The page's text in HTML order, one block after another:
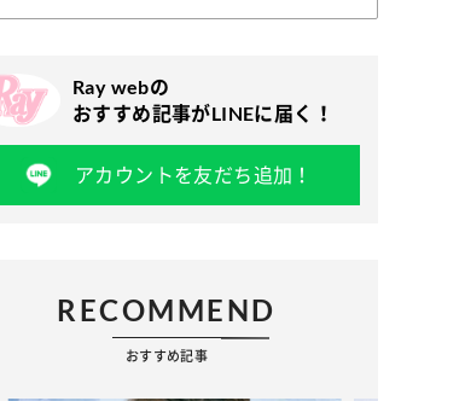
Ray webの
おすすめ記事がLINEに届く！
アカウントを友だち追加！
RECOMMEND
おすすめ記事